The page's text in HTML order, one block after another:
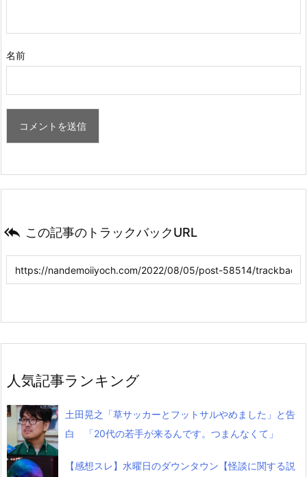
名前
 この記事のトラックバックURL
人気記事ランキング
土田晃之「草サッカーとフットサルやめました」と告
白 「20代の若手が来るんです。つまんなくて」
【感想スレ】水曜日のダウンタウン【怪談に関する説